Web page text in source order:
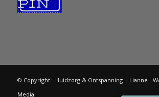
© Copyright - Huidzorg & Ontspanning | Lianne -
Media